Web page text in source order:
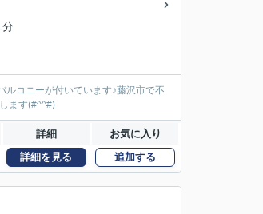
分
ルコニーが付いています♪藤沢市で不
ます(#^^#)
詳細 お気に入り
詳細を見る 追加する